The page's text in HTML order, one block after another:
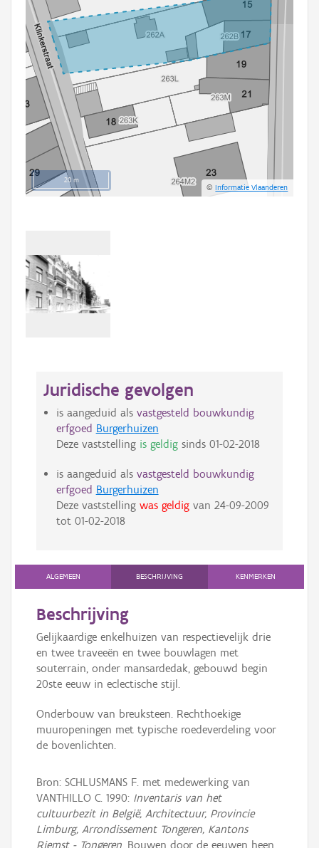
20 m
©Informatie Vlaanderen
Juridische gevolgen
is aangeduid als vastgesteld bouwkundig
erfgoed Burgerhuizen
Deze vaststelling is geldigsinds 01-02-2018
is aangeduid als vastgesteld bouwkundig
erfgoed Burgerhuizen
Deze vaststelling was geldigvan 24-09-2009
tot 01-02-2018
ALGEMEEN BESCHRIJVING KENMERKEN
Beschrijving
Gelijkaardige enkelhuizen van respectievelijk drie
en twee traveeën en twee bouwlagen met
souterrain, onder mansardedak, gebouwd begin
20ste eeuw in eclectische stijl.
Onderbouw van breuksteen. Rechthoekige
muuropeningen met typische roedeverdeling voor
de bovenlichten.
Bron: SCHLUSMANS F. met medewerking van
VANTHILLO C. 1990: Inventaris van het
cultuurbezit in België, Architectuur, Provincie
Limburg, Arrondissement Tongeren, Kantons
Riemst - Tongeren , Bouwen door de eeuwen heen